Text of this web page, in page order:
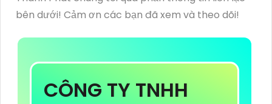
bên dưới! Cảm ơn các bạn đã xem và theo dõi!
CÔNG TY TNHH